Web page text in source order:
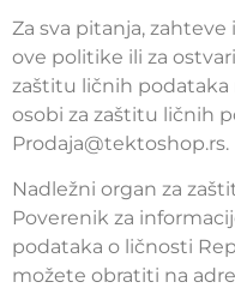
Za sva pitanja,
ove politike ili za
zaštitu ličnih
osobi za zaštitu ličnih
Prodaja@tektoshop.rs.
Nadležni organ za
Poverenik za
podataka o ličnosti
možete obratiti na